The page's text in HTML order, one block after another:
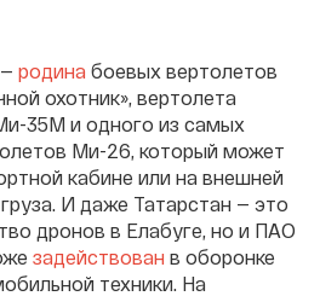
родина боевых вертолетов
охотник», вертолета
35М и одного из самых
Ми-26, который может
кабине или на внешней
И даже Татарстан — это
дронов в Елабуге, но и ПАО
задействован в оборонке
техники. На